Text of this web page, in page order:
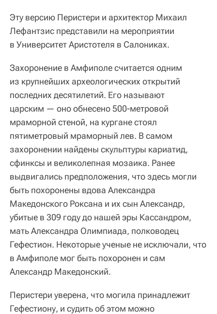
Эту версию Перистери и архитектор Михаил
Лефантзис представили на мероприятии
в Университет Аристотеля в Салониках.
Захоронение в Амфиполе считается одним
из крупнейших археологических открытий
последних десятилетий. Его называют
царским — оно обнесено 500-метровой
мраморной стеной, на кургане стоял
пятиметровый мраморный лев. В самом
захоронении найдены скульптуры кариатид,
сфинксы и великолепная мозаика. Ранее
выдвигались предположения, что здесь могли
быть похоронены вдова Александра
Македонского Роксана и их сын Александр,
убитые в 309 году до нашей эры Кассандром,
мать Александра Олимпиада, полководец
Гефестион. Некоторые ученые не исключали, что
в Амфиполе мог быть похоронен и сам
Александр Македонский.
Перистери уверена, что могила принадлежит
Гефестиону, и судить об этом можно